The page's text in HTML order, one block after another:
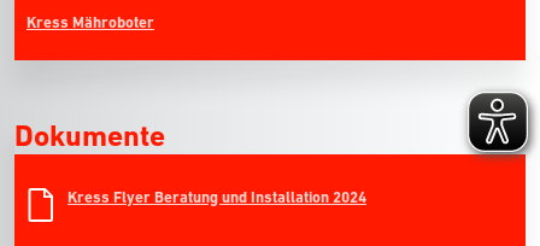
Kress Mähroboter
Dokumente
Kress Flyer Beratung und Installation 2024